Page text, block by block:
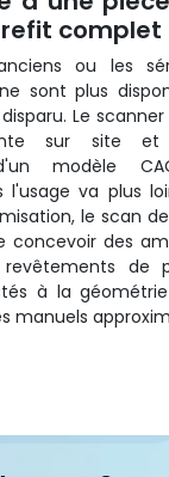
complet
ou les
sont plus
Le scanner
sur site et
modèle
l'usage va plus
le scan
concevoir des
revêtements de
à la
manuels